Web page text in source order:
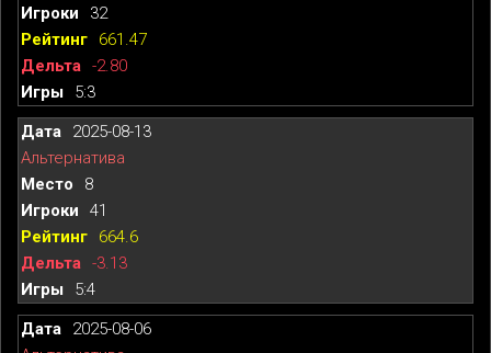
32
661.47
-2.80
5:3
2025-08-13
Альтернатива
8
41
664.6
-3.13
5:4
2025-08-06